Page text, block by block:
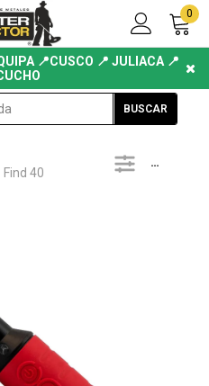
📍CUSCO 📍 JULIACA 📍
0
BUSCAR
40
LATERAL